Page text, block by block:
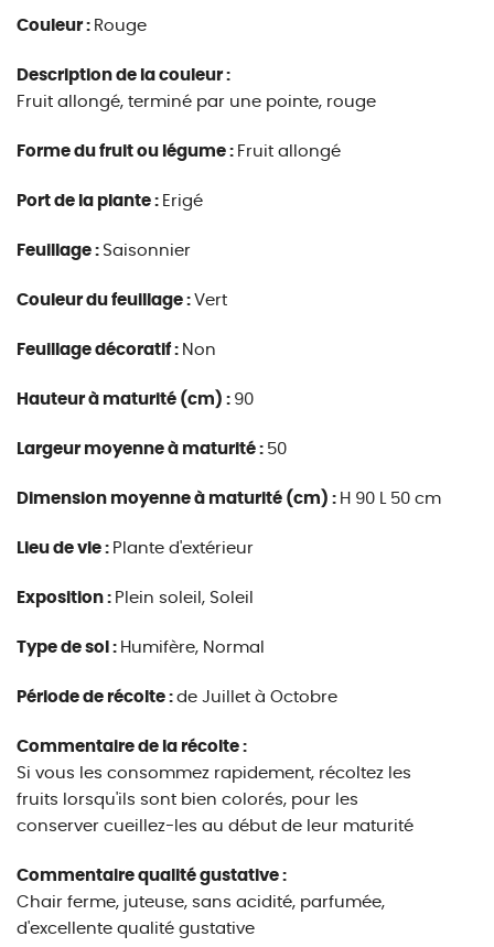
Couleur : Rouge
Description de la couleur :
Fruit allongé, terminé par une pointe, rouge
Forme du fruit ou légume : Fruit allongé
Port de la plante : Erigé
Feuillage : Saisonnier
Couleur du feuillage : Vert
Feuillage décoratif : Non
Hauteur à maturité (cm) : 90
Largeur moyenne à maturité : 50
Dimension moyenne à maturité (cm) : H 90 L 50 cm
Lieu de vie : Plante d'extérieur
Exposition : Plein soleil, Soleil
Type de sol : Humifère, Normal
Période de récolte : de Juillet à Octobre
Commentaire de la récolte :
Si vous les consommez rapidement, récoltez les
fruits lorsqu'ils sont bien colorés, pour les
conserver cueillez-les au début de leur maturité
Commentaire qualité gustative :
Chair ferme, juteuse, sans acidité, parfumée,
d'excellente qualité gustative